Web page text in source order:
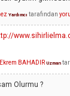
Yardımcı tarafından
BAHADIR Uzman
Olurmu ?